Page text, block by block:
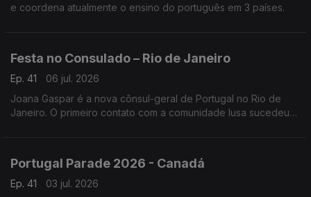
e coordena atualmente o ensino do português em 3 países.
Festa no Consulado – Rio de Janeiro
Ep. 41
06 jul. 2026
Joana Gaspar é a nova cônsul-geral de Portugal no Rio de
Janeiro. O primeiro contato com a comunidade lusa sucedeu
Portugal Parade 2026 - Canadá
Ep. 41
03 jul. 2026